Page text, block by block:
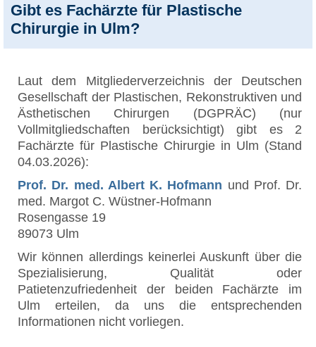
Gibt es Fachärzte für Plastische
Chirurgie in Ulm?
Laut dem Mitgliederverzeichnis der Deutschen
Gesellschaft der Plastischen, Rekonstruktiven und
Ästhetischen Chirurgen (DGPRÄC) (nur
Vollmitgliedschaften berücksichtigt) gibt es 2
Fachärzte für Plastische Chirurgie in Ulm (Stand
04.03.2026):
Prof. Dr. med. Albert K. Hofmann und Prof. Dr.
med. Margot C. Wüstner-Hofmann
Rosengasse 19
89073 Ulm
Wir können allerdings keinerlei Auskunft über die
Spezialisierung, Qualität oder
Patietenzufriedenheit der beiden Fachärzte im
Ulm erteilen, da uns die entsprechenden
Informationen nicht vorliegen.